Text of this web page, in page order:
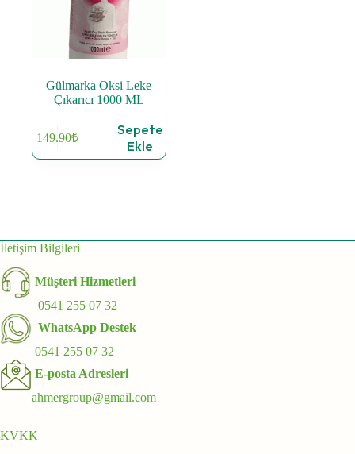
Gülmarka Oksi Leke
Çıkarıcı 1000 ML
149.90₺
Sepete
Ekle
İletişim Bilgileri
Müşteri Hizmetleri
0541 255 07 32
WhatsApp Destek
0541 255 07 32
E-posta Adresleri
ahmergroup@gmail.com
KVKK